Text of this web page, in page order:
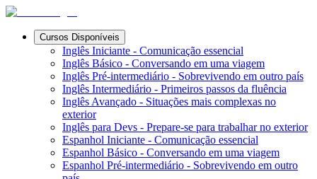
Cursos Disponíveis
Inglês Iniciante - Comunicação essencial
Inglês Básico - Conversando em uma viagem
Inglês Pré-intermediário - Sobrevivendo em outro país
Inglês Intermediário - Primeiros passos da fluência
Inglês Avançado - Situações mais complexas no
exterior
Inglês para Devs - Prepare-se para trabalhar no exterior
Espanhol Iniciante - Comunicação essencial
Espanhol Básico - Conversando em uma viagem
Espanhol Pré-intermediário - Sobrevivendo em outro